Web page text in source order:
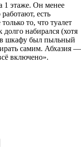
1 этаже. Он менее
есть
то, что туалет
долго набирался (хотя
в шкафу был пыльный
самим. Абхазия —
включено».